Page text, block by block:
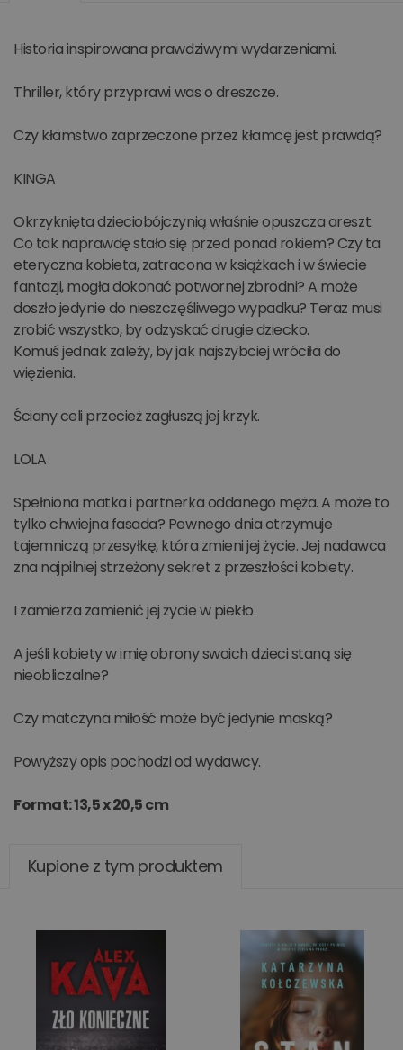
Historia inspirowana prawdziwymi wydarzeniami.
Thriller, który przyprawi was o dreszcze.
Czy kłamstwo zaprzeczone przez kłamcę jest prawdą?
KINGA
Okrzyknięta dzieciobójczynią właśnie opuszcza areszt.
Co tak naprawdę stało się przed ponad rokiem? Czy ta
eteryczna kobieta, zatracona w książkach i w świecie
fantazji, mogła dokonać potwornej zbrodni? A może
doszło jedynie do nieszczęśliwego wypadku? Teraz musi
zrobić wszystko, by odzyskać drugie dziecko.
Komuś jednak zależy, by jak najszybciej wróciła do
więzienia.
Ściany celi przecież zagłuszą jej krzyk.
LOLA
Spełniona matka i partnerka oddanego męża. A może to
tylko chwiejna fasada? Pewnego dnia otrzymuje
tajemniczą przesyłkę, która zmieni jej życie. Jej nadawca
zna najpilniej strzeżony sekret z przeszłości kobiety.
I zamierza zamienić jej życie w piekło.
A jeśli kobiety w imię obrony swoich dzieci staną się
nieobliczalne?
Czy matczyna miłość może być jedynie maską?
Powyższy opis pochodzi od wydawcy.
Format: 13,5 x 20,5 cm
Kupione z tym produktem